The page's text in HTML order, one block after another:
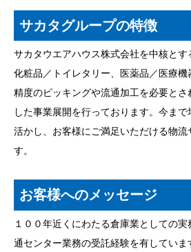
サカタグループの特徴
サカタウエアハウス株式会社を中核とす
化粧品／トイレタリー、医薬品／医療
精度のピッキングや流通加工を必要と
した事業展開を行っております。今ま
活かし、お客様にご満足いただける物流
す。
お客様へのメッセージ
１００年近くにわたる倉庫業としての
通センター業務の受託経験を有していま